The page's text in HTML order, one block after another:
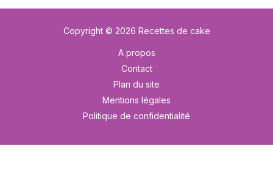
Copyright © 2026 Recettes de cake
A propos
Contact
Plan du site
Mentions légales
Politique de confidentialité